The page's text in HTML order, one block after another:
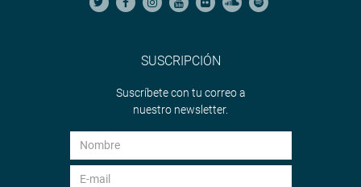
SUSCRIPCIÓN
Suscríbete con tu correo a
nuestro newsletter.